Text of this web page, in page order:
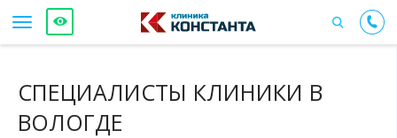
СПЕЦИАЛИСТЫ КЛИНИКИ В
ВОЛОГДЕ